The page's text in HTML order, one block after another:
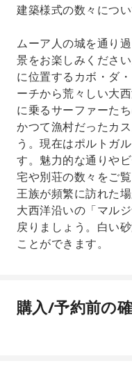
建築様式の数々につ
ムーア人の城を通り
景をお楽しみくださ
に位置するカボ・ダ
ーチから荒々しい大
に乗るサーファーた
かつて漁村だったカ
う。現在はポルトガ
す。魅力的な通りや
宅や別荘の数々をご
王族が頻繁に訪れた場
大西洋沿いの「マル
戻りましょう。白い
ことができます。
購入/予約前の